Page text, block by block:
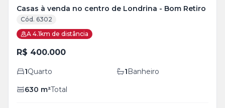
Casas à venda no centro de Londrina - Bom Retiro
Cód. 6302
A 4.1km de distância
R$ 400.000
1Quarto 1Banheiro
630 m²Total